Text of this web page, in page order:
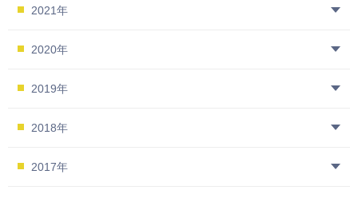
2021年
2020年
2019年
2018年
2017年